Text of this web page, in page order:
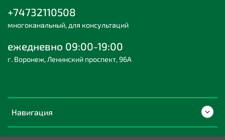
Навигация
+74732110508
многоканальный, для консультаций
ежедневно 09:00-19:00
г. Воронеж, Ленинский проспект, 96А